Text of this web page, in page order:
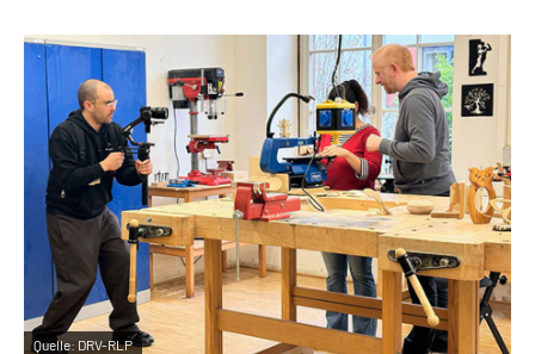
Beratungsstellen &
Zuweisende
Suche
Leichte Sprache
Gebärdensprache
Quelle: DRV-RLP